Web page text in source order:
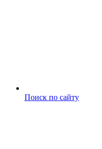
Поиск по сайту